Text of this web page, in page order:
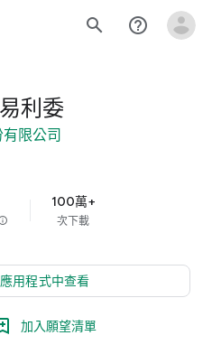
search help_outline
利委
限公司
100萬+
次下載
用程式中查看
加入願望清單